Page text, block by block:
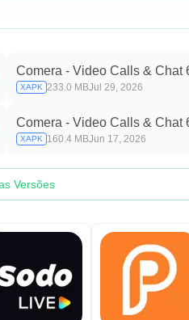
Comera - Video Calls & Chat
XAPK 233.0 MBJul 29, 2026
Comera - Video Calls & Chat
XAPK 160.4 MBJun 17, 2026
Versões